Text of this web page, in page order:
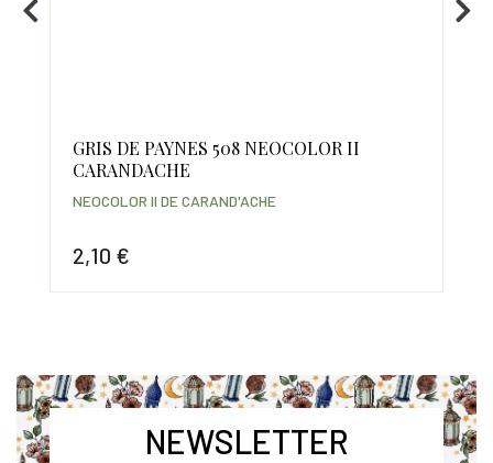
GRIS DE PAYNES 508 NEOCOLOR II
CARANDACHE
2,10 €
NEOCOLOR II DE CARAND'ACHE
NEWSLETTER